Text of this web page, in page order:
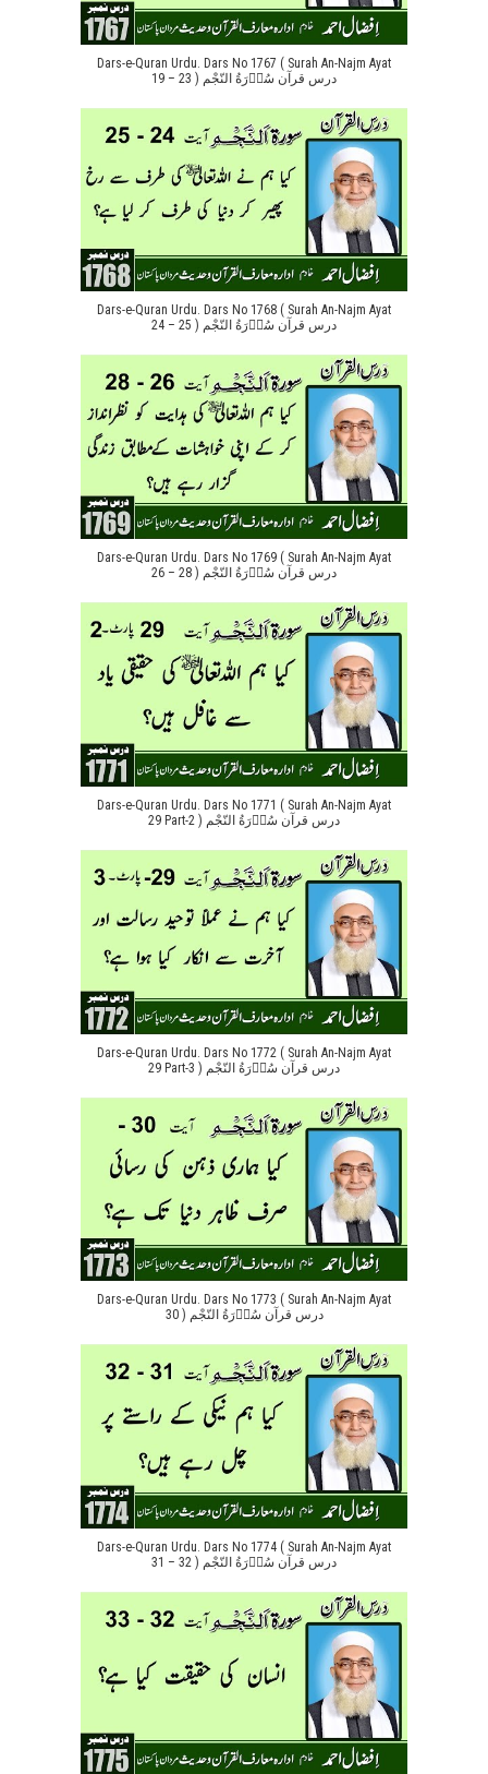
Dars-e-Quran Urdu. Dars No 1767 ( Surah An-Najm Ayat
19 – 23 ) درس قرآن سُوۡرَةُ النّجْم
Dars-e-Quran Urdu. Dars No 1768 ( Surah An-Najm Ayat
24 – 25 ) درس قرآن سُوۡرَةُ النّجْم
Dars-e-Quran Urdu. Dars No 1769 ( Surah An-Najm Ayat
26 – 28 ) درس قرآن سُوۡرَةُ النّجْم
Dars-e-Quran Urdu. Dars No 1771 ( Surah An-Najm Ayat
29 Part-2 ) درس قرآن سُوۡرَةُ النّجْم
Dars-e-Quran Urdu. Dars No 1772 ( Surah An-Najm Ayat
29 Part-3 ) درس قرآن سُوۡرَةُ النّجْم
Dars-e-Quran Urdu. Dars No 1773 ( Surah An-Najm Ayat
30 ) درس قرآن سُوۡرَةُ النّجْم
Dars-e-Quran Urdu. Dars No 1774 ( Surah An-Najm Ayat
31 – 32 ) درس قرآن سُوۡرَةُ النّجْم